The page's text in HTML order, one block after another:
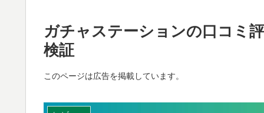
ガチャステーションの口コミ
検証
このページは広告を掲載しています。